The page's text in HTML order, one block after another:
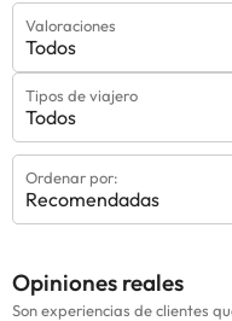
Valoraciones
Todos
Tipos de viajero
Todos
Ordenar por:
Recomendadas
Opiniones reales
Son experiencias de clientes